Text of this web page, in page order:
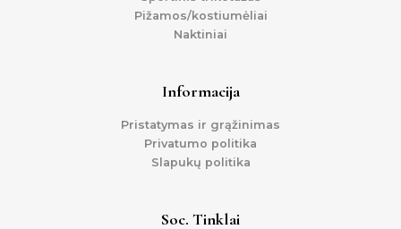
Pižamos/kostiumėliai
Naktiniai
Informacija
Pristatymas ir grąžinimas
Privatumo politika
Slapukų politika
Soc. Tinklai